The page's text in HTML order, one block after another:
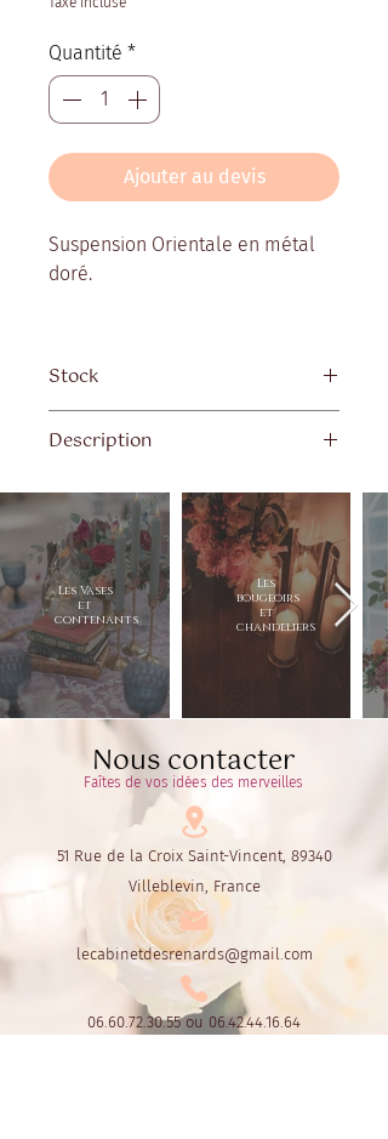
Quantité *
Ajouter au devis
Suspension Orientale en métal
doré.
Stock
Description
Dimensions hors chaîne: H41xD21
cm
Les Vases
et
contenants
Les
bougeoirs
et
chandeliers
Nous contacter
Faîtes de vos idées des merveilles
51 Rue de la Croix Saint-Vincent, 89340
Villeblevin, France
lecabinetdesrenards@gmail.com
06.60.72.30.55ou 06.42.44.16.64